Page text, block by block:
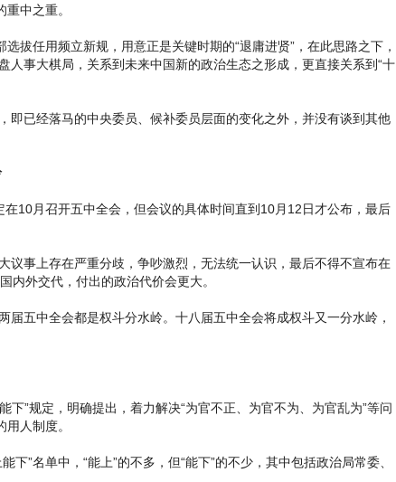
中之重。
拔任用频立新规，用意正是关键时期的“退庸进贤”，在此思路之下，
人事大棋局，关系到未来中国新的政治生态之形成，更直接关系到“十
即已经落马的中央委员、候补委员层面的变化之外，并没有谈到其他
10月召开五中全会，但会议的具体时间直到10月12日才公布，最后
议事上存在严重分歧，争吵激烈，无法统一认识，最后不得不宣布在
内外交代，付出的政治代价会更大。
届五中全会都是权斗分水岭。十八届五中全会将成权斗又一分水岭，
下”规定，明确提出，着力解决“为官不正、为官不为、为官乱为”等问
人制度。
下”名单中，“能上”的不多，但“能下”的不少，其中包括政治局常委、